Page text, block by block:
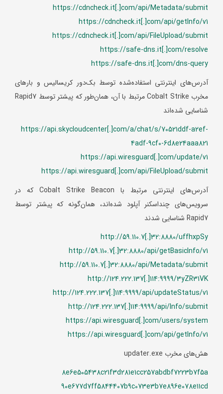
https://cdncheck.it[.]com/api/Metadata/submit
https://cdncheck.it[.]com/api/getInfo/v1
https://cdncheck.it[.]com/api/FileUpload/submit
https://safe-dns.it[.]com/resolve
https://safe-dns.it[.]com/dns-query
آدرس‌های اینترنتی استفاده‌شده توسط بک‌دور کریسالیس و بارهای
مخرب Cobalt Strike مرتبط با آن، همان‌طور که پیشتر توسط Rapid7
شناسایی شده‌اند
https://api.skycloudcenter[.]com/a/chat/s/70521ddf-a2ef-
4adf-9cf0-6d8e24aaa821
https://api.wiresguard[.]com/update/v1
https://api.wiresguard[.]com/api/FileUpload/submit
آدرس‌های اینترنتی مرتبط با Cobalt Strike Beacon که در
سرویس‌های چنداسکنر آپلود شده‌اند، همان‌گونه که پیشتر توسط
Rapid7 شناسایی شدند
http://59.110.7[.]32:8880/uffhxpSy
http://59.110.7[.]32:8880/api/getBasicInfo/v1
http://59.110.7[.]32:8880/api/Metadata/submit
http://124.222.137[.]114:9999/3yZR31VK
http://124.222.137[.]114:9999/api/updateStatus/v1
http://124.222.137[.]114:9999/api/Info/submit
https://api.wiresguard[.]com/users/system
https://api.wiresguard[.]com/api/getInfo/v1
هش‌های مخرب updater.exe
8e6e505438c21f3d281e1cc257abdbf7223b7f5a
90e677d7ff5844407b9c073e3b7e896e078e11cd